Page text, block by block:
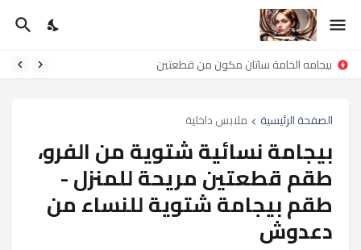
فستان للنساء موديل جديد 2024
بيجامه الخامة ساتان مكون من قطعتين
الصفحة الرئيسية ملابس داخلية
بيجامة نسائية شتوية من الفرو،
طقم قطعتين مريحة للمنزل -
طقم بيجامة شتوية للنساء من
دعدوش